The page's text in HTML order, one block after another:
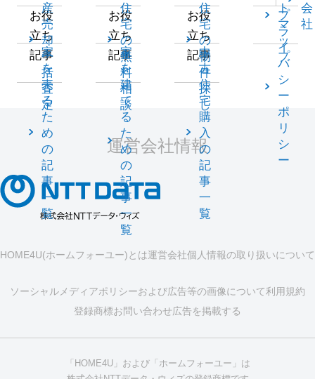
産
売
却
一
括
査
定
お役
立ち
記事
家
を
売
る
た
め
の
記
事
一
覧
住
宅
の
無
料
相
談
お役
立ち
記事
家
を
建
て
る
た
め
の
記
事
一
覧
住
宅
の
物
件
探
し
お役
立ち
記事
中
古
住
宅
購
入
の
記
事
一
覧
ト
マ
ッ
プ
会
社
プ
ラ
イ
バ
シ
ー
ポ
リ
シ
ー
運営会社情報
HOME4U(ホームフォーユー)とは運営会社個人情報の取り扱いについて
ソーシャルメディアポリシーおよび広告等の画像について利用規約
登録商標お問い合わせ広告を掲載する
「HOME4U」および「ホームフォーユー」は